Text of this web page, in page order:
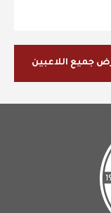
جميع اللاعبين